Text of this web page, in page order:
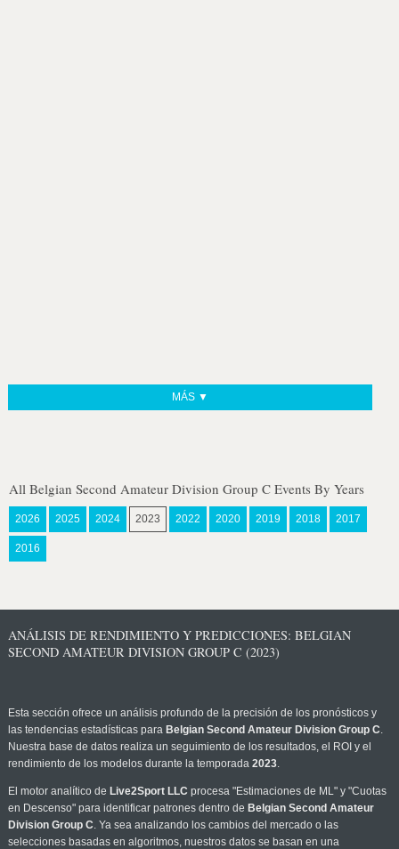
MÁS ▼
All Belgian Second Amateur Division Group C Events By Years
2026 2025 2024 2023 2022 2020 2019 2018 2017
2016
ANÁLISIS DE RENDIMIENTO Y PREDICCIONES: BELGIAN
SECOND AMATEUR DIVISION GROUP C (2023)
Esta sección ofrece un análisis profundo de la precisión de los pronósticos y
las tendencias estadísticas para Belgian Second Amateur Division Group C.
Nuestra base de datos realiza un seguimiento de los resultados, el ROI y el
rendimiento de los modelos durante la temporada 2023.
El motor analítico de Live2Sport LLC procesa "Estimaciones de ML" y "Cuotas
en Descenso" para identificar patrones dentro de Belgian Second Amateur
Division Group C. Ya sea analizando los cambios del mercado o las
selecciones basadas en algoritmos, nuestros datos se basan en una